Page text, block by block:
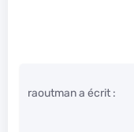
raoutman a écrit :